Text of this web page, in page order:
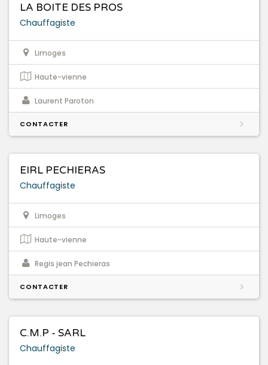
LA BOITE DES PROS
Chauffagiste
Limoges
Haute-vienne
Laurent Paroton
CONTACTER
EIRL PECHIERAS
Chauffagiste
Limoges
Haute-vienne
Regis jean Pechieras
CONTACTER
C.M.P - SARL
Chauffagiste